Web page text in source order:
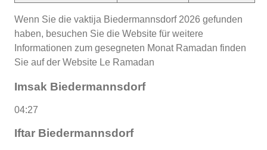
Wenn Sie die vaktija Biedermannsdorf 2026 gefunden
haben, besuchen Sie die Website für weitere
Informationen zum gesegneten Monat Ramadan finden
Sie auf der Website Le Ramadan
Imsak Biedermannsdorf
04:27
Iftar Biedermannsdorf